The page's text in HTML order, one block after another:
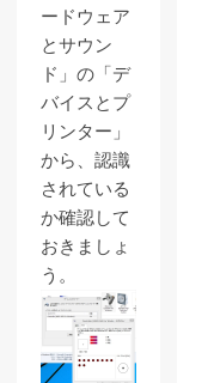
ードウェア
とサウン
ド」の「デ
バイスとプ
リンター」
から、認識
されている
か確認して
おきましょ
う。